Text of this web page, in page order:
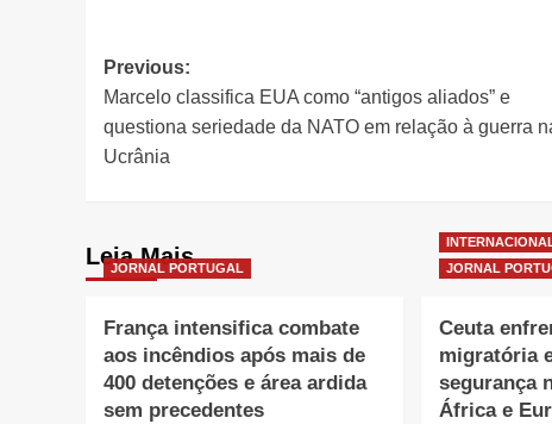
Post
navigation
Previous:
Marcelo classifica EUA como “antigos aliados” e
questiona seriedade da NATO em relação à guerra
Ucrânia
Leia Mais
JORNAL PORTUGAL
França intensifica combate
aos incêndios após mais de
400 detenções e área ardida
sem precedentes
JORNAL
Ceuta
migratória
segurança
África e